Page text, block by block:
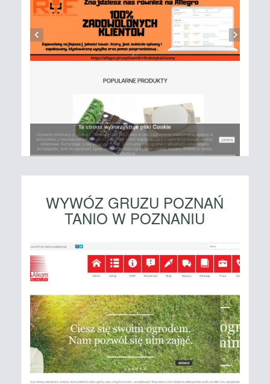
WYWÓZ GRUZU POZNAŃ
TANIO W POZNANIU